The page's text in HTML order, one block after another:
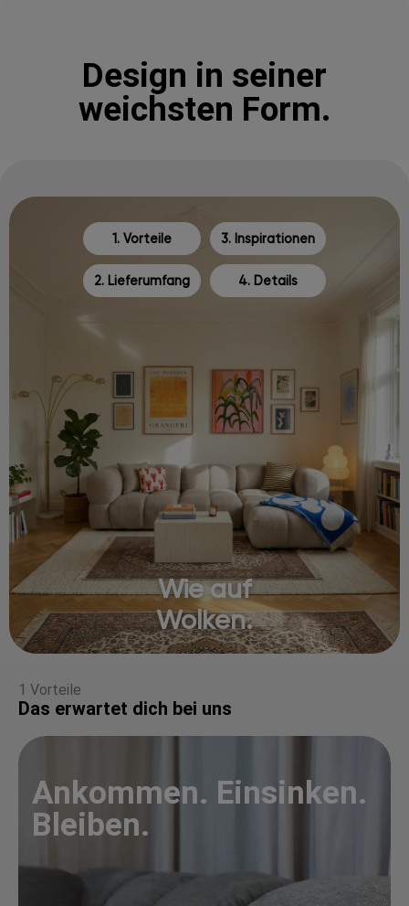
Design in seiner
weichsten Form.
1. Vorteile 3. Inspirationen
2. Lieferumfang 4. Details
Wie auf
Wolken.
1 Vorteile
Das erwartet dich bei uns
Ankommen. Einsinken.
Bleiben.